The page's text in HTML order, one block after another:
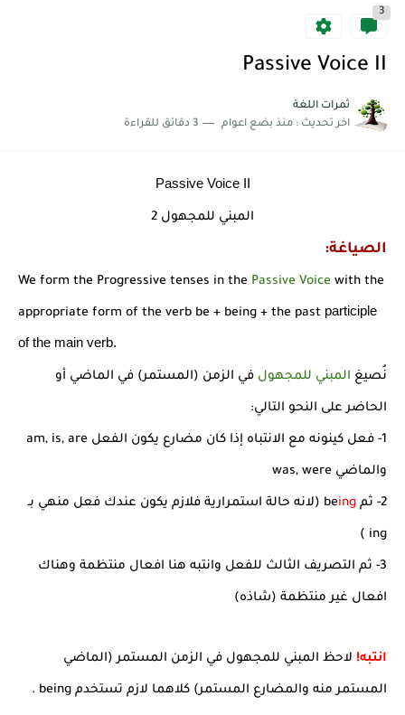
3
Passive Voice II
ثمرات اللغة
اخر تحديث : منذ بضع اعوام 3 دقائق للقراءة
Passive Voice II
المبني للمجهول 2
الصياغة:
We form the Progressive tenses in the Passive Voice with the
appropriate form of the verb be + being + the past participle
of the main verb.
نُصيغ المبني للمجهول في الزمن (المستمر) في الماضي أو
الحاضر على النحو التالي:
1- فعل كينونه مع الانتباه إذا كان مضارع يكون الفعل am, is, are
والماضي was, were
2- ثم be ing (لانه حالة استمرارية فلازم يكون عندك فعل منهي بـ
ing )
3- ثم التصريف الثالث للفعل وانتبه هنا افعال منتظمة وهناك
افعال غير منتظمة (شاذه)
انتبه! لاحظ المبني للمجهول في الزمن المستمر (الماضي
المستمر منه والمضارع المستمر) كلاهما لازم تستخدم being .